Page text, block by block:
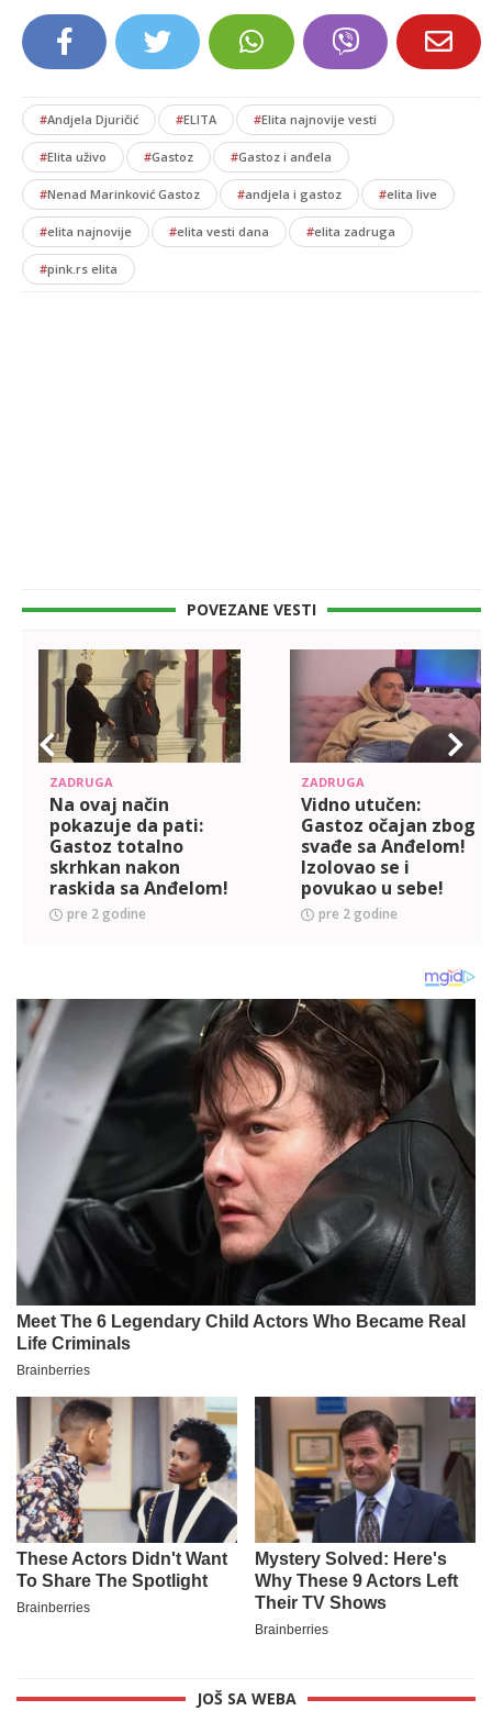
#Andjela Djuričić #ELITA #Elita najnovije vesti
#Elita uživo #Gastoz #Gastoz i anđela
#Nenad Marinković Gastoz #andjela i gastoz #elita live
#elita najnovije #elita vesti dana #elita zadruga
#pink.rs elita
POVEZANE VESTI
ZADRUGA
Na ovaj način
pokazuje da pati:
Gastoz totalno
skrhkan nakon
raskida sa Anđelom!
Ovo ga je odalo!
(VIDEO)
pre 2 godine
ZADRUGA
Vidno utučen:
Gastoz očajan zbog
svađe sa Anđelom!
Izolovao se i
povukao u sebe!
(VIDEO)
pre 2 godine
JOŠ SA WEBA